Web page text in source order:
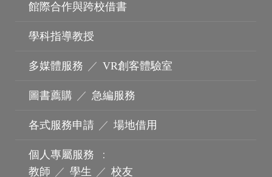
館際合作與跨校借書
學科指導教授
多媒體服務 ／ VR創客體驗室
圖書薦購 ／ 急編服務
各式服務申請 ／ 場地借用
個人專屬服務
：
教師 ／ 學生 ／ 校友